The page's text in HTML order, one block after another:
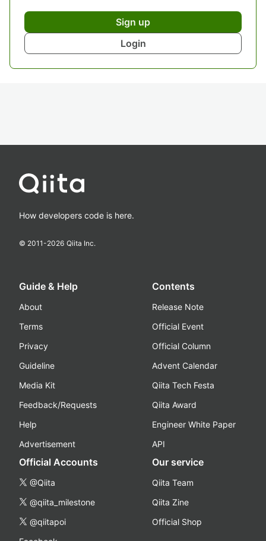
Sign up
Login
How developers code is here.
© 2011-2026 Qiita Inc.
Guide & Help
About
Terms
Privacy
Guideline
Media Kit
Feedback/Requests
Help
Advertisement
Contents
Release Note
Official Event
Official Column
Advent Calendar
Qiita Tech Festa
Qiita Award
Engineer White Paper
API
Official Accounts
@Qiita
@qiita_milestone
@qiitapoi
Our service
Qiita Team
Qiita Zine
Official Shop